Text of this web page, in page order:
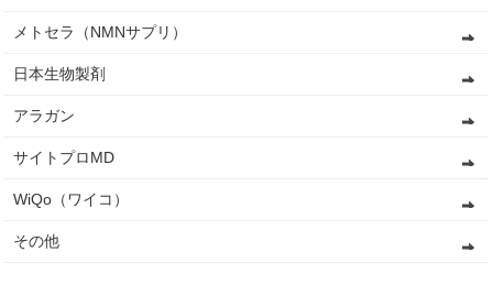
メトセラ（NMNサプリ）
日本生物製剤
アラガン
サイトプロMD
WiQo（ワイコ）
その他